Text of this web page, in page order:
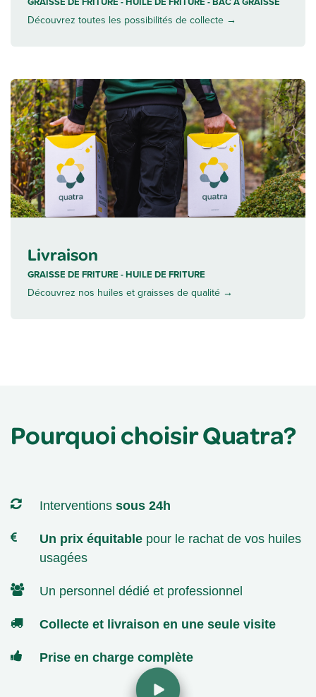
Découvrez toutes les possibilités de collecte →
Livraison
GRAISSE DE FRITURE - HUILE DE FRITURE
Découvrez nos huiles et graisses de qualité →
Pourquoi choisir Quatra?
Interventions sous 24h
Un prix équitable pour le rachat de vos huiles
usagées
Un personnel dédié et professionnel
Collecte et livraison en une seule visite
Prise en charge complète